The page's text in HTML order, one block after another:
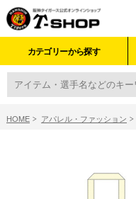
カテゴリーから探す
HOME アパレル・ファッション